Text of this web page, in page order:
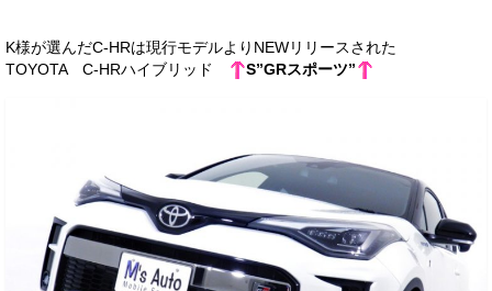
電話はこちら
K様が選んだC-HRは現行モデルよりNEWリリースされた
TOYOTA C-HRハイブリッド
S”GRスポーツ”